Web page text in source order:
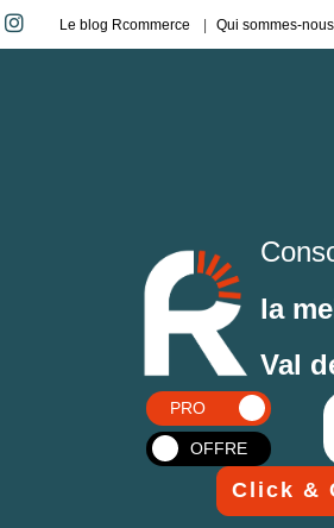
Le blog Rcommerce Qui sommes-
la
Val
PRO
OFFRE
Click &